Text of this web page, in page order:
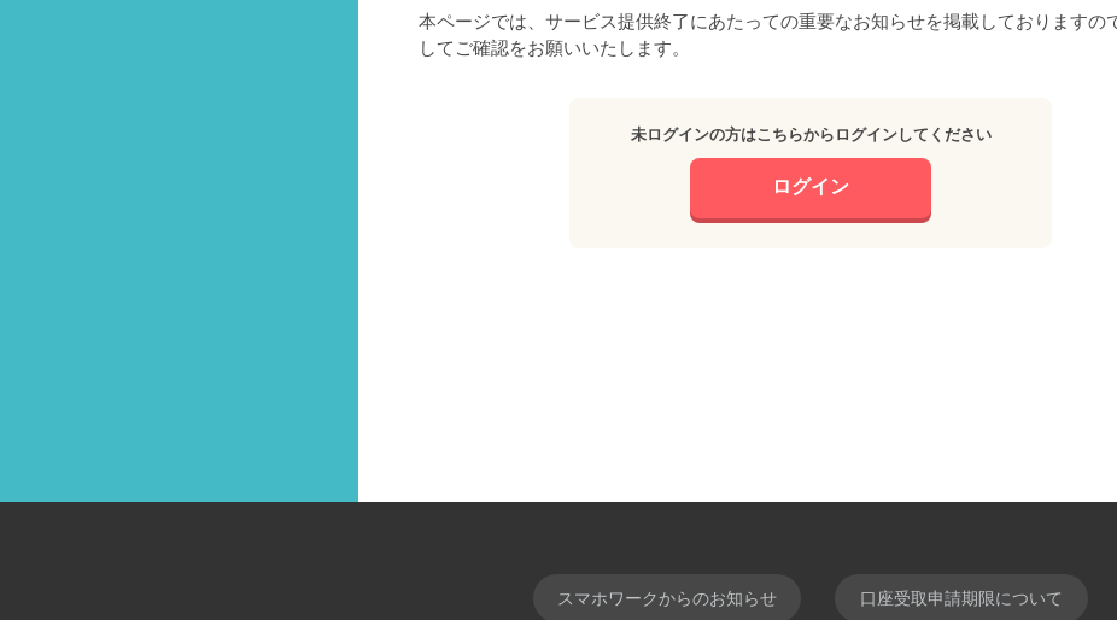
本ページでは、サービス提供終了にあたっての重要なお知らせを掲載しておりますの
してご確認をお願いいたします。
未ログインの方はこちらからログインしてください
ログイン
スマホワークからのお知らせ 口座受取申請期限について